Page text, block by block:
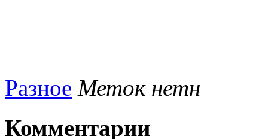
Разное Меток нетн
Комментарии